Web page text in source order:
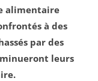
alimentaire
à des
par des
leurs
.